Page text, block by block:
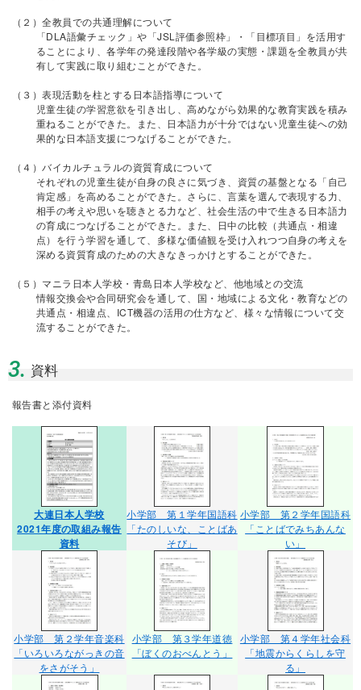
（２）全教員での共通理解について
「DLA語彙チェック」や「JSL評価参照枠」・「目標項目」を活用す
ることにより、各学年の発達段階や各学級の実態・課題を全教員が共
有して実践に取り組むことができた。
（３）表現活動を柱とする日本語指導について
児童生徒の学習意欲を引き出し、高めながら効果的な教育実践を積み
重ねることができた。また、日本語力が十分ではない児童生徒への効
果的な日本語支援につなげることができた。
（４）バイカルチュラルの資質育成について
それぞれの児童生徒が自身の良さに気づき、資質の基盤となる「自己
肯定感」を高めることができた。さらに、言葉を選んで表現する力、
相手の考えや思いを聴きとる力など、社会生活の中で生きる日本語力
の育成につなげることができた。また、日中の比較（共通点・相違
点）を行う学習を通して、多様な価値観を受け入れつつ自身の考えを
深める資質育成のための大きなきっかけとすることができた。
（５）マニラ日本人学校・青島日本人学校など、他地域との交流
情報交換会や合同研究会を通して、国・地域による文化・教育などの
共通点・相違点、ICT機器の活用の仕方など、様々な情報について交
流することができた。
3. 資料
報告書と添付資料
大連日本人学校
2021年度の取組み報告
資料
小学部 第１学年国語科
「たのしいな、ことばあ
そび」
小学部 第２学年国語科
「ことばでみちあんな
い」
小学部 第２学年音楽科
「いろいろながっきの音
をさがそう」
小学部 第３学年道徳
「ぼくのおべんとう」
小学部 第４学年社会科
「地震からくらしを守
る」